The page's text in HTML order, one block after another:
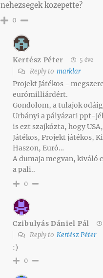
nehezsegek kozepette?
0
Kertész Péter 5 éve
Reply to marklar
Projekt Játékos =
eurómilliárdért.
Gondolom, a tulajok
Urbányi a pályázati ppt-
is ezt szajkózta, hogy
Játékos, Projekt játékos,
Haszon, Euró…
A dumaja megvan, kiváló
a pali..
0
Czibulyás Dániel Pál
Reply to Kertész Péter
:)
0